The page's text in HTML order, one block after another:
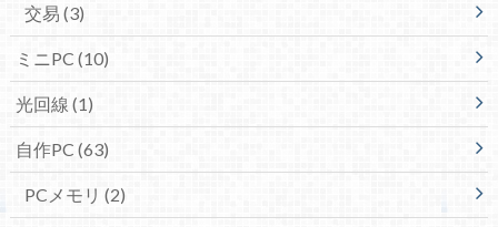
交易 (3)
ミニPC (10)
光回線 (1)
自作PC (63)
PCメモリ (2)